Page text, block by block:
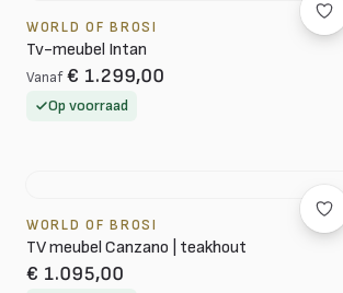
WORLD OF BROSI
Tv-meubel Intan
Vanaf € 1.299,00
Op voorraad
WORLD OF BROSI
TV meubel Canzano | teakhout
€ 1.095,00